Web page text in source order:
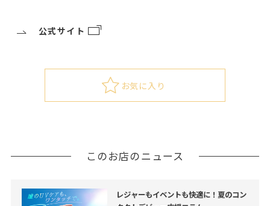
公式サイト
お気に入り
このお店のニュース
レジャーもイベントも快適に！夏のコン